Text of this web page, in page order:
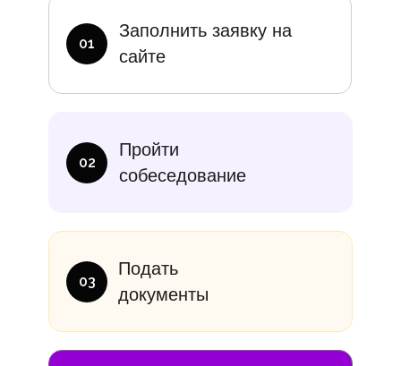
Подать
документы
Пройти
собеседование
Заполнить заявку на
сайте
01
02
03
10 000₽